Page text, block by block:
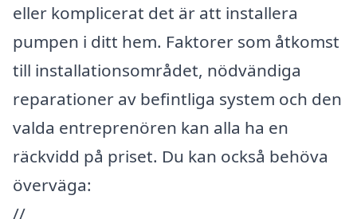
eller komplicerat det är att installera
pumpen i ditt hem. Faktorer som åtkomst
till installationsområdet, nödvändiga
reparationer av befintliga system och den
valda entreprenören kan alla ha en
räckvidd på priset. Du kan också behöva
överväga:
//